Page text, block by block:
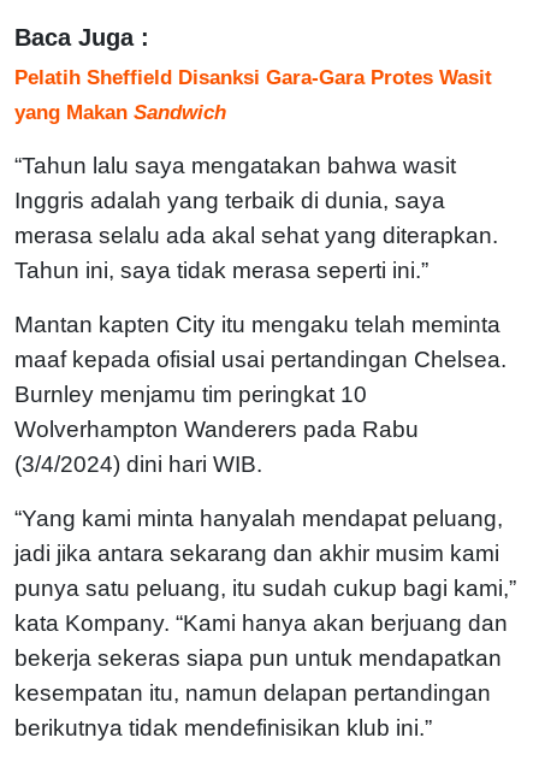
Baca Juga :
Pelatih Sheffield Disanksi Gara-Gara Protes Wasit
yang Makan Sandwich
“Tahun lalu saya mengatakan bahwa wasit
Inggris adalah yang terbaik di dunia, saya
merasa selalu ada akal sehat yang diterapkan.
Tahun ini, saya tidak merasa seperti ini.”
Mantan kapten City itu mengaku telah meminta
maaf kepada ofisial usai pertandingan Chelsea.
Burnley menjamu tim peringkat 10
Wolverhampton Wanderers pada Rabu
(3/4/2024) dini hari WIB.
“Yang kami minta hanyalah mendapat peluang,
jadi jika antara sekarang dan akhir musim kami
punya satu peluang, itu sudah cukup bagi kami,”
kata Kompany. “Kami hanya akan berjuang dan
bekerja sekeras siapa pun untuk mendapatkan
kesempatan itu, namun delapan pertandingan
berikutnya tidak mendefinisikan klub ini.”